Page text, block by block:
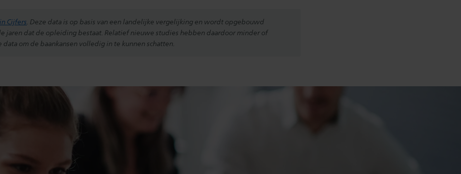
Cijfers. Deze data is op basis van een landelijke vergelijking en wordt opgebouwd
jaren dat de opleiding bestaat. Relatief nieuwe studies hebben daardoor minder of
data om de baankansen volledig in te kunnen schatten.